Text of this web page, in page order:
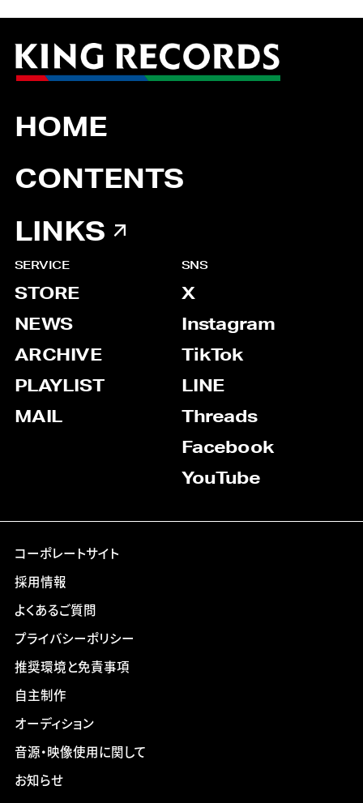
HOME
CONTENTS
LINKS
SERVICE
STORE
NEWS
ARCHIVE
PLAYLIST
MAIL
SNS
X
Instagram
TikTok
LINE
Threads
Facebook
YouTube
コーポレートサイト
採用情報
よくあるご質問
プライバシーポリシー
推奨環境と免責事項
自主制作
オーディション
音源・映像使用に関して
お知らせ